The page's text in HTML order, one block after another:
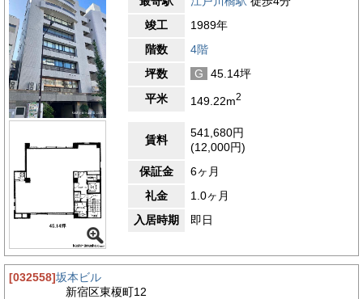
竣工
1989年
階数
4階
坪数
G
45.14坪
平米
149.22m2
賃料
541,680円
(12,000円)
保証金
6ヶ月
礼金
1.0ヶ月
入居時期
即日
[032558]坂本ビル
新宿区東榎町12